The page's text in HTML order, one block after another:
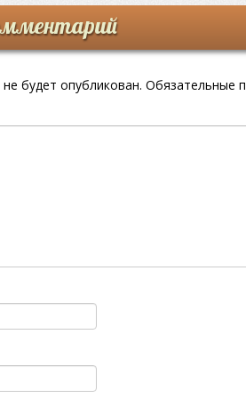
будет опубликован. Обязательные